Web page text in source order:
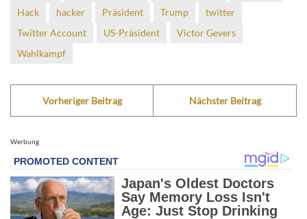
Hack
hacker Präsident Trump
twitter
Twitter Account
US-Präsident
Victor Gevers
Wahlkampf
Vorheriger Beitrag Nächster Beitrag
Werbung